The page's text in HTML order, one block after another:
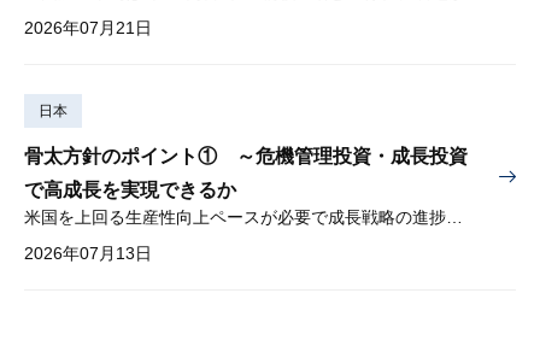
2026年07月21日
日本
骨太方針のポイント① ～危機管理投資・成長投資
で高成長を実現できるか
米国を上回る生産性向上ペースが必要で成長戦略の進捗管理も課題
2026年07月13日